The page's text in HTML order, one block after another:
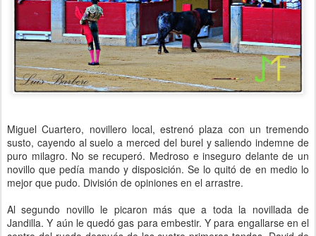
Miguel Cuartero, novillero local, estrenó plaza con un tremendo
susto, cayendo al suelo a merced del burel y saliendo indemne de
puro milagro. No se recuperó. Medroso e inseguro delante de un
novillo que pedía mando y disposición. Se lo quitó de en medio lo
mejor que pudo. División de opiniones en el arrastre.
Al segundo novillo le picaron más que a toda la novillada de
Jandilla. Y aún le quedó gas para embestir. Y para engallarse en el